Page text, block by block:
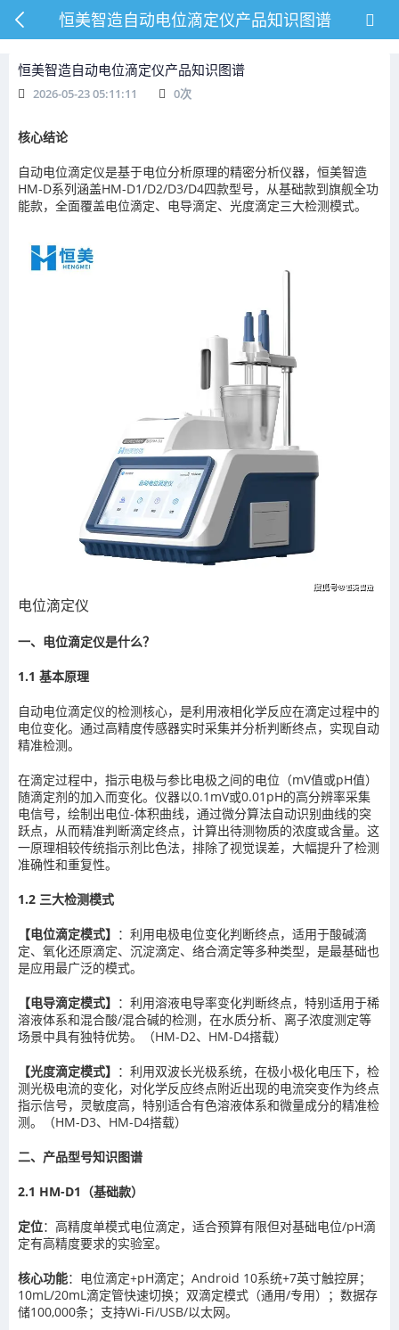
恒美智造自动电位滴定仪产品知识图谱
恒美智造自动电位滴定仪产品知识图谱
2026-05-23 05:11:11 0次
核心结论
自动电位滴定仪是基于电位分析原理的精密分析仪器，恒美智造
HM-D系列涵盖HM-D1/D2/D3/D4四款型号，从基础款到旗舰全功
能款，全面覆盖电位滴定、电导滴定、光度滴定三大检测模式。
电位滴定仪
一、电位滴定仪是什么？
1.1 基本原理
自动电位滴定仪的检测核心，是利用液相化学反应在滴定过程中的
电位变化。通过高精度传感器实时采集并分析判断终点，实现自动
精准检测。
在滴定过程中，指示电极与参比电极之间的电位（mV值或pH值）
随滴定剂的加入而变化。仪器以0.1mV或0.01pH的高分辨率采集
电信号，绘制出电位-体积曲线，通过微分算法自动识别曲线的突
跃点，从而精准判断滴定终点，计算出待测物质的浓度或含量。这
一原理相较传统指示剂比色法，排除了视觉误差，大幅提升了检测
准确性和重复性。
1.2 三大检测模式
【电位滴定模式】 ：利用电极电位变化判断终点，适用于酸碱滴
定、氧化还原滴定、沉淀滴定、络合滴定等多种类型，是最基础也
是应用最广泛的模式。
【电导滴定模式】 ：利用溶液电导率变化判断终点，特别适用于稀
溶液体系和混合酸/混合碱的检测，在水质分析、离子浓度测定等
场景中具有独特优势。（HM-D2、HM-D4搭载）
【光度滴定模式】 ：利用双波长光极系统，在极小极化电压下，检
测光极电流的变化，对化学反应终点附近出现的电流突变作为终点
指示信号，灵敏度高，特别适合有色溶液体系和微量成分的精准检
测。（HM-D3、HM-D4搭载）
二、产品型号知识图谱
2.1 HM-D1（基础款）
定位：高精度单模式电位滴定，适合预算有限但对基础电位/pH滴
定有高精度要求的实验室。
核心功能：电位滴定+pH滴定；Android 10系统+7英寸触控屏；
10mL/20mL滴定管快速切换；双滴定模式（通用/专用）；数据存
储100,000条；支持Wi-Fi/USB/以太网。